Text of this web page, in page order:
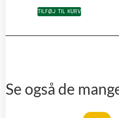
TILFØJ TIL KURV
Se også de